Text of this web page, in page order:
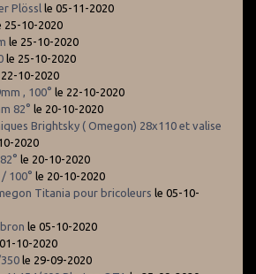
Plössl le 05-11-2020
25-10-2020
le 25-10-2020
le 25-10-2020
10-2020
, 100° le 22-10-2020
82° le 20-10-2020
Brightsky ( Omegon) 28x110 et valise
2020
le 20-10-2020
100° le 20-10-2020
Titania pour bricoleurs le 05-10-
le 05-10-2020
10-2020
le 29-09-2020